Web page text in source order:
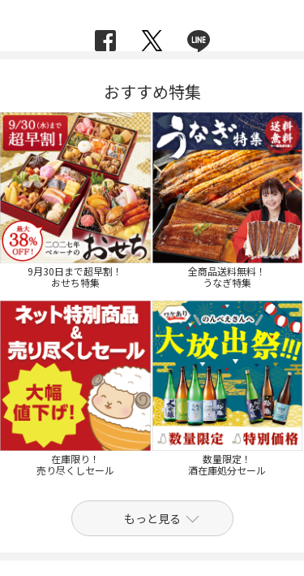
おすすめ特集
9月30日まで超早割！
おせち特集
全商品送料無料！
うなぎ特集
在庫限り！
売り尽くしセール
数量限定！
酒在庫処分セール
もっと見る